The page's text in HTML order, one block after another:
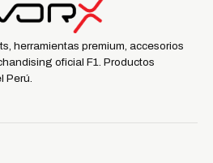
herramientas premium, accesorios
oficial F1. Productos
Perú.